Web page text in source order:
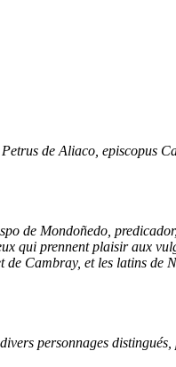
de Aliaco, episcopus
de Mondoñedo,
qui prennent plaisir aux
Cambray, et les latins de
personnages